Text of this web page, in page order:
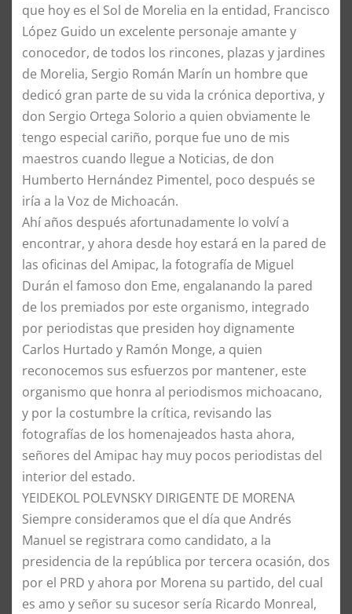
que hoy es el Sol de Morelia en la entidad, Francisco
López Guido un excelente personaje amante y
conocedor, de todos los rincones, plazas y jardines
de Morelia, Sergio Román Marín un hombre que
dedicó gran parte de su vida la crónica deportiva, y
don Sergio Ortega Solorio a quien obviamente le
tengo especial cariño, porque fue uno de mis
maestros cuando llegue a Noticias, de don
Humberto Hernández Pimentel, poco después se
iría a la Voz de Michoacán.
Ahí años después afortunadamente lo volví a
encontrar, y ahora desde hoy estará en la pared de
las oficinas del Amipac, la fotografía de Miguel
Durán el famoso don Eme, engalanando la pared
de los premiados por este organismo, integrado
por periodistas que presiden hoy dignamente
Carlos Hurtado y Ramón Monge, a quien
reconocemos sus esfuerzos por mantener, este
organismo que honra al periodismos michoacano,
y por la costumbre la crítica, revisando las
fotografías de los homenajeados hasta ahora,
señores del Amipac hay muy pocos periodistas del
interior del estado.
​YEIDEKOL POLEVNSKY DIRIGENTE DE MORENA
Siempre consideramos que el día que Andrés
Manuel se registrara como candidato, a la
presidencia de la república por tercera ocasión, dos
por el PRD y ahora por Morena su partido, del cual
es amo y señor su sucesor sería Ricardo Monreal,